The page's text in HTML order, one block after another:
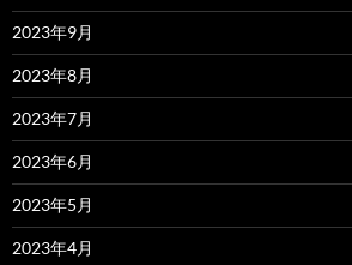
2023年9月
2023年8月
2023年7月
2023年6月
2023年5月
2023年4月